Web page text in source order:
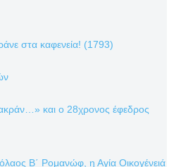
στα καφενεία! (1793)
και ο 28χρονος έφεδρος
Β΄ Ρομανώφ, η Αγία Οικογένειά